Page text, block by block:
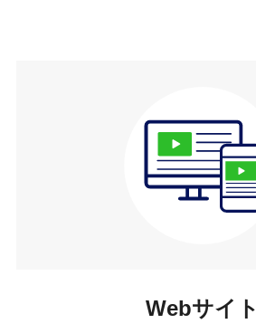
Webサイト